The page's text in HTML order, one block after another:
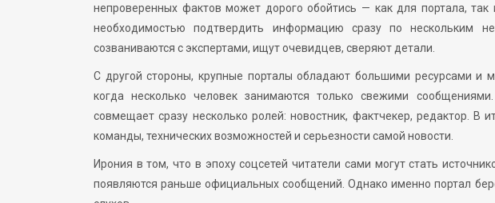
непроверенных фактов может дорого обойтись — как для портала,
необходимостью подтвердить информацию сразу по нескольким
созваниваются с экспертами, ищут очевидцев, сверяют детали.
С другой стороны, крупные порталы обладают большими ресурсами и
когда несколько человек занимаются только свежими
совмещает сразу несколько ролей: новостник, фактчекер, редактор. В
команды, технических возможностей и серьезности самой новости.
Ирония в том, что в эпоху соцсетей читатели сами могут стать
появляются раньше официальных сообщений. Однако именно портал